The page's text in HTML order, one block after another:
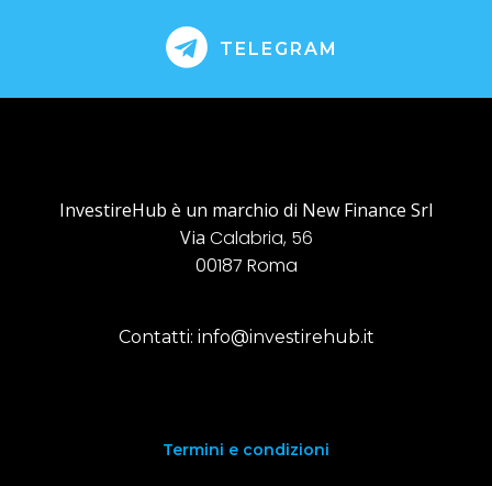
TELEGRAM
InvestireHub è un marchio di New Finance Srl
Via Calabria, 56
00187 Roma
Contatti: info@investirehub.it
Termini e condizioni